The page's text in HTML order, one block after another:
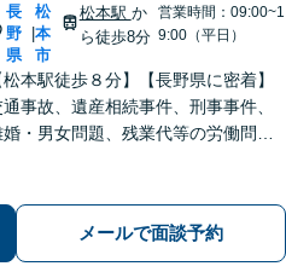
務所
長
野
県
松
本
市
松本駅 か
ら徒歩8分
営業時間：09:00~1
9:00（平日）
松本駅徒歩８分】【長野県に密着】
事故、遺産相続事件、刑事事件、
・男女問題、残業代等の労働問題
者様と共に歩みます。お一人で悩ま
是非ご相談ください。
メールで面談予約